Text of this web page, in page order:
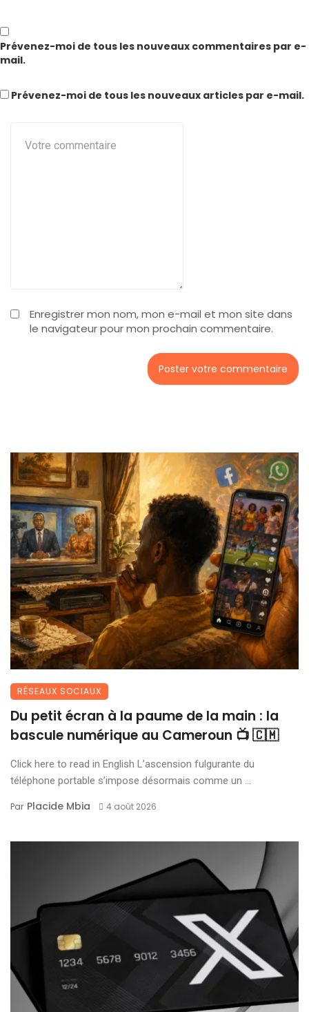
Enregistrer mon nom, mon e-mail et mon site dans
le navigateur pour mon prochain commentaire.
Prévenez-moi de tous les nouveaux commentaires par e-
mail.
Prévenez-moi de tous les nouveaux articles par e-mail.
RÉSEAUX SOCIAUX
Du petit écran à la paume de la main : la
bascule numérique au Cameroun 📺 🇨🇲
Click here to read in English L’ascension fulgurante du
téléphone portable s’impose désormais comme un ...
Par Placide Mbia 4 août 2026